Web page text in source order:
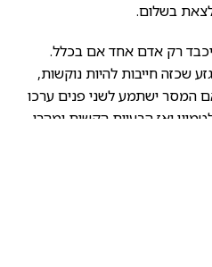
בשלום.
ויכבד רק אדם אחד אם בכלל.
שכזה חייבות להיות נוקשות,
המסר ישתמע לשני פנים ערכו
ואז הבעיות הקשות ימהרו